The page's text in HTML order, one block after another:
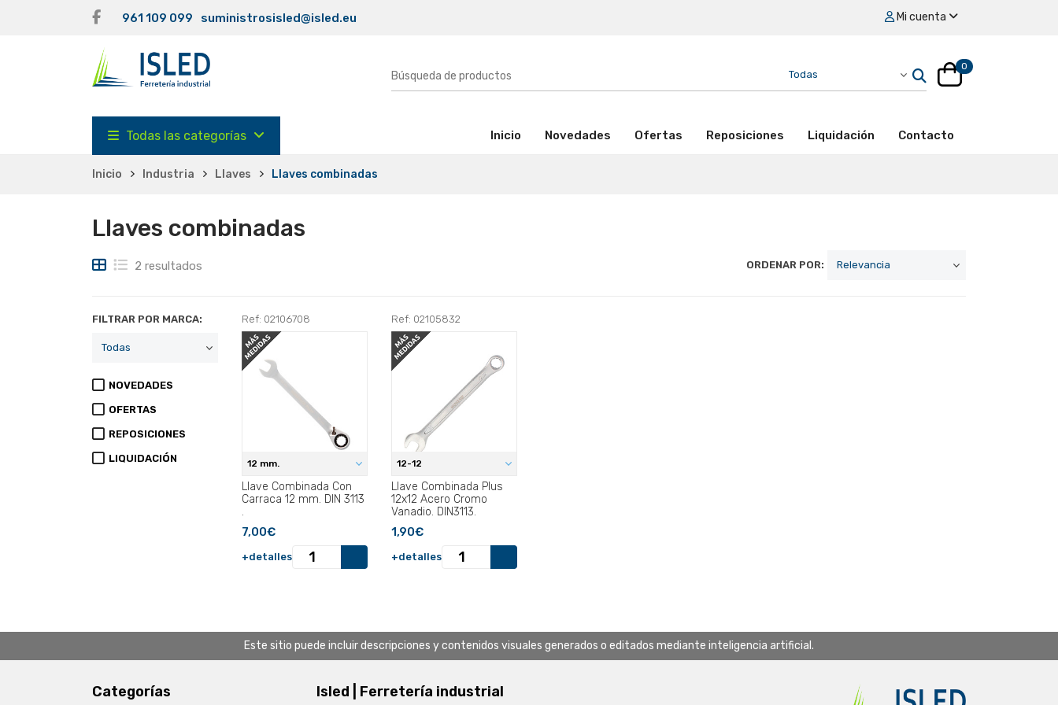
961 109 099 suministrosisled@isled.eu Mi cuenta
0
Todas las categorías Inicio (activo)Novedades Ofertas Reposiciones Liquidación Contacto
Inicio Industria Llaves Llaves combinadas
Llaves combinadas
2 resultados ORDENAR POR:
FILTRAR POR MARCA:
NOVEDADES
OFERTAS
REPOSICIONES
LIQUIDACIÓN
Ref: 02106708
12 mm.
Llave Combinada Con
Carraca 12 mm. DIN 3113
.
7,00€
+detalles
Ref: 02105832
12-12
Llave Combinada Plus
12x12 Acero Cromo
Vanadio. DIN3113.
1,90€
+detalles
Este sitio puede incluir descripciones y contenidos visuales generados o editados mediante inteligencia artificial.
Categorías Isled | Ferretería industrial